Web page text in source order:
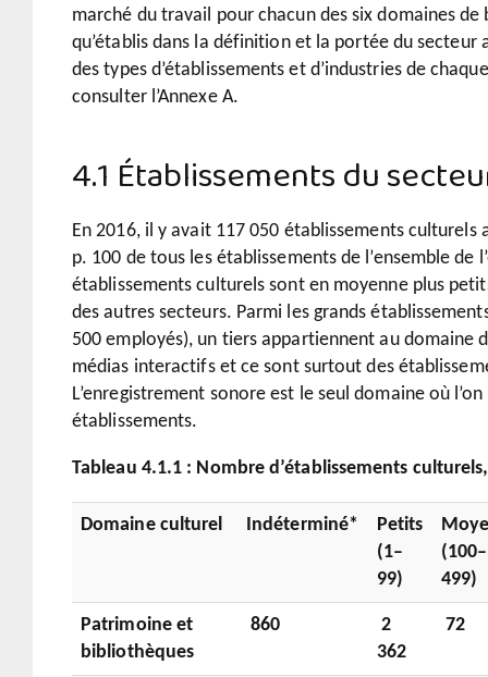
marché du travail pour chacun des six domaines
qu’établis dans la définition et la portée du secteur
des types d’établissements et d’industries de
consulter l’Annexe A.
4.1 Établissements du
En 2016, il y avait 117 050 établissements culturels
p. 100 de tous les établissements de l’ensemble de
établissements culturels sont en moyenne plus
des autres secteurs. Parmi les grands
500 employés), un tiers appartiennent au domaine
médias interactifs et ce sont surtout des
L’enregistrement sonore est le seul domaine où
établissements.
Tableau 4.1.1 : Nombre d’établissements culturels
Domaine culturel Indéterminé*
Petits
(1–
99)
(100–
499)
Patrimoine et
bibliothèques
860
2
362
72